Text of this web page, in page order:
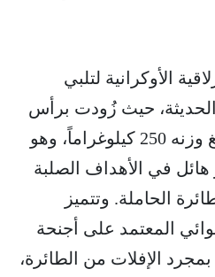
الأوكرانية لتلبي
حيث زُودت برأس
حربي شديد الانفجار يبلغ وزنه 250 كيلوغراماً، وهو
في الأهداف الصلبة
الحاملة. وتتميز
المعتمد على أجنحة
بمجرد الإفلات من الطائرة،